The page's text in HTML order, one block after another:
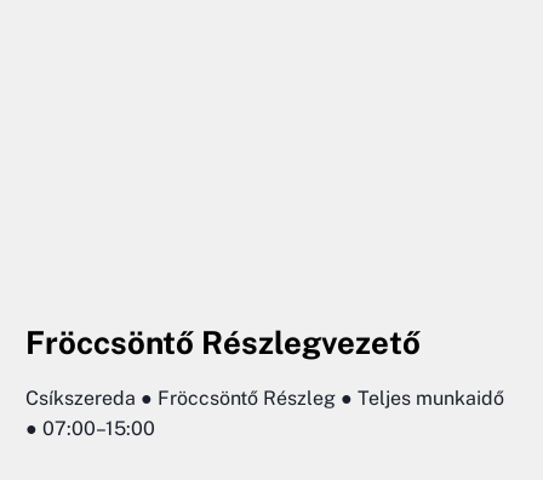
Fröccsöntő Részlegvezető
Csíkszereda ● Fröccsöntő Részleg ● Teljes munkaidő
● 07:00–15:00